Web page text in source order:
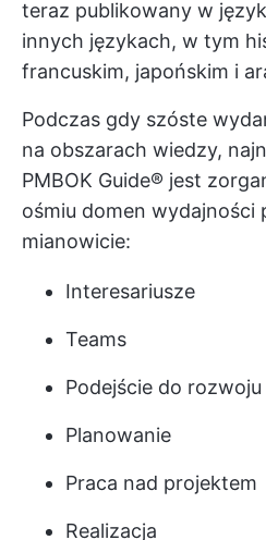
teraz publikowany w
innych językach, w tym
francuskim, japońskim i
Podczas gdy szóste
na obszarach wiedzy,
PMBOK Guide® jest
ośmiu domen wydajności
mianowicie:
Interesariusze
Teams
Podejście do
Planowanie
Praca nad projektem
Realizacja